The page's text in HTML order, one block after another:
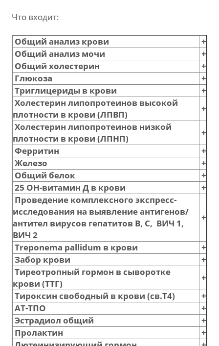
Что входит:
Общий анализ крови
+
Общий анализ мочи
+
Общий холестерин
+
Глюкоза
+
Триглицериды в крови
+
Холестерин липопротеинов высокой
плотности в крови (ЛПВП)
+
Холестерин липопротеинов низкой
плотности в крови (ЛПНП)
+
Ферритин
+
Железо
+
Общий белок
+
25 ОН-витамин Д в крови
+
Проведение комплексного экспресс-
исследования на выявление антигенов/
антител вирусов гепатитов В, С, ВИЧ 1,
ВИЧ 2
+
Treponema pallidum в крови
+
Забор крови
+
Тиреотропный гормон в сыворотке
крови (ТТГ)
+
Тироксин свободный в крови (св.Т4)
+
АТ-ТПО
+
Эстрадиол общий
+
Пролактин
+